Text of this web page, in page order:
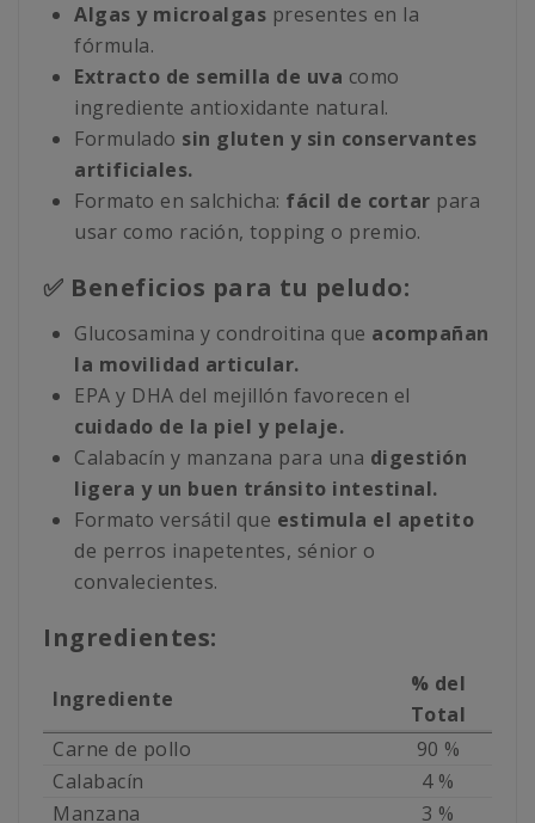
Algas y microalgas presentes en la
fórmula.
Extracto de semilla de uva como
ingrediente antioxidante natural.
Formulado sin gluten y sin conservantes
artificiales.
Formato en salchicha: fácil de cortar para
usar como ración, topping o premio.
✅ Beneficios para tu peludo:
Glucosamina y condroitina que acompañan
la movilidad articular.
EPA y DHA del mejillón favorecen el
cuidado de la piel y pelaje.
Calabacín y manzana para una digestión
ligera y un buen tránsito intestinal.
Formato versátil que estimula el apetito
de perros inapetentes, sénior o
convalecientes.
Ingredientes:
Ingrediente
% del
Total
Carne de pollo
90 %
Calabacín
4 %
Manzana
3 %